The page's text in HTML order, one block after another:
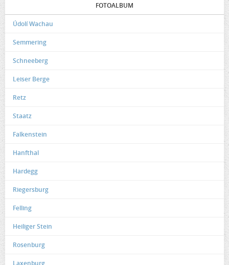
FOTOALBUM
Údolí Wachau
Semmering
Schneeberg
Leiser Berge
Retz
Staatz
Falkenstein
Hanfthal
Hardegg
Riegersburg
Felling
Heiliger Stein
Rosenburg
Laxenburg